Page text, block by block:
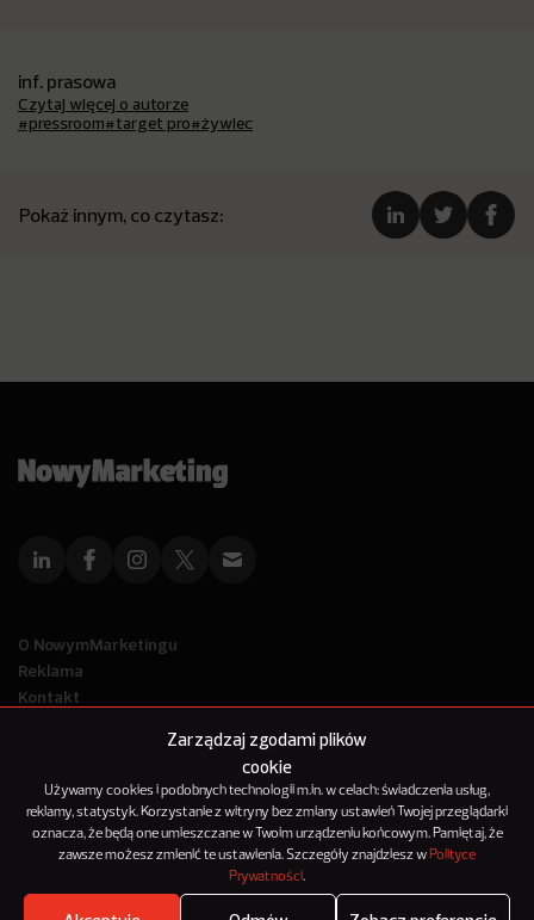
Zarządzaj zgodami plików
cookie
Używamy cookies i podobnych technologii m.in. w celach: świadczenia usług,
reklamy, statystyk. Korzystanie z witryny bez zmiany ustawień Twojej przeglądarki
oznacza, że będą one umieszczane w Twoim urządzeniu końcowym. Pamiętaj, że
zawsze możesz zmienić te ustawienia. Szczegóły znajdziesz w Polityce
Prywatności.
inf. prasowa
Czytaj więcej o autorze
#pressroom#target pro#żywiec
Pokaż innym, co czytasz:
O NowymMarketingu
Reklama
Kontakt
© 2012-2025
NowyMarketing jest marką 143Media Sp. z o.o.